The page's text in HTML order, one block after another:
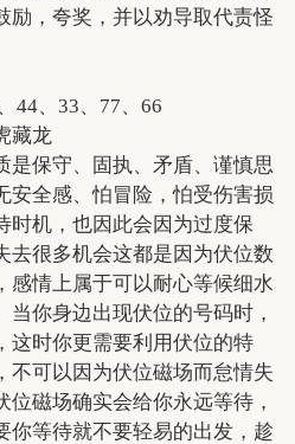
励，夸奖，并以劝导取代责怪
44、33、77、66
藏龙
是保守、固执、矛盾、谨慎思
安全感、怕冒险，怕受伤害损
时机，也因此会因为过度保
去很多机会这都是因为伏位数
感情上属于可以耐心等候细水
你身边出现伏位的号码时，
这时你更需要利用伏位的特
不可以因为伏位磁场而怠情失
磁场确实会给你永远等待，
你等待就不要轻易的出发，趁